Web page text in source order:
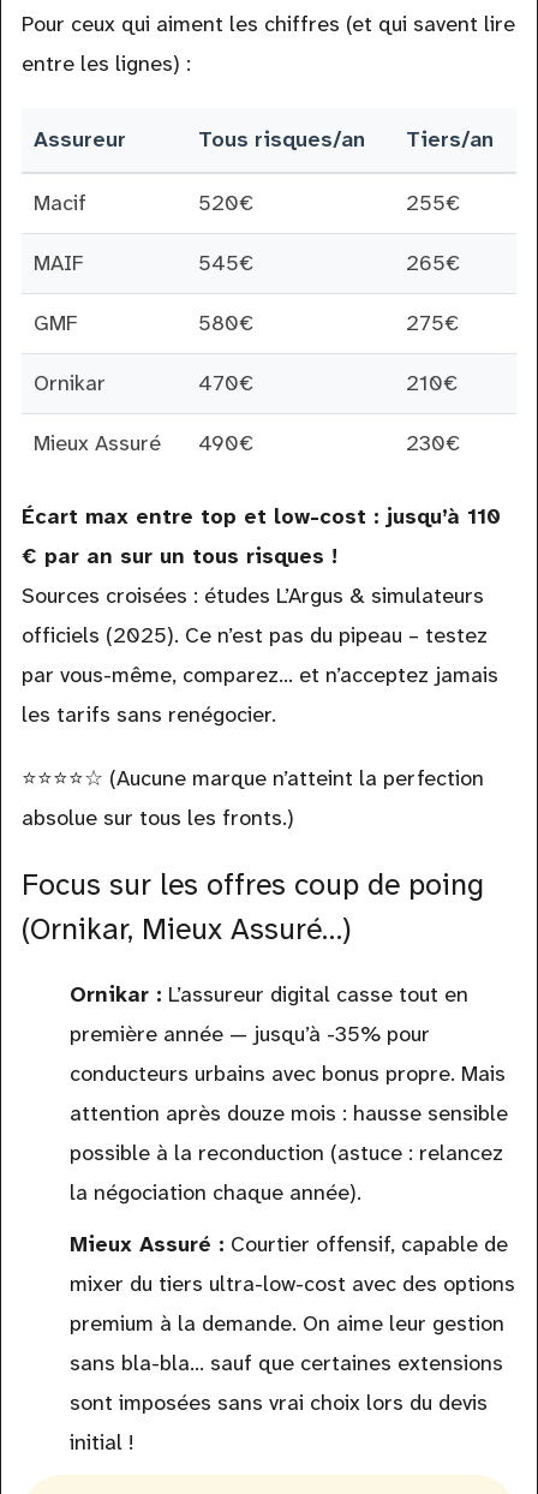
Pour ceux qui aiment les chiffres (et qui savent lire
entre les lignes) :
Assureur Tous risques/an Tiers/an
Macif 520€ 255€
MAIF 545€ 265€
GMF 580€ 275€
Ornikar 470€ 210€
Mieux Assuré 490€ 230€
Écart max entre top et low-cost : jusqu’à 110
€ par an sur un tous risques !
Sources croisées : études L’Argus & simulateurs
officiels (2025). Ce n’est pas du pipeau – testez
par vous-même, comparez… et n’acceptez jamais
les tarifs sans renégocier.
⭐️⭐️⭐️⭐️☆ (Aucune marque n’atteint la perfection
absolue sur tous les fronts.)
Focus sur les offres coup de poing
(Ornikar, Mieux Assuré…)
Ornikar : L’assureur digital casse tout en
première année — jusqu’à -35% pour
conducteurs urbains avec bonus propre. Mais
attention après douze mois : hausse sensible
possible à la reconduction (astuce : relancez
la négociation chaque année).
Mieux Assuré : Courtier offensif, capable de
mixer du tiers ultra-low-cost avec des options
premium à la demande. On aime leur gestion
sans bla-bla… sauf que certaines extensions
sont imposées sans vrai choix lors du devis
initial !